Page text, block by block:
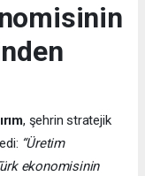
, şehrin stratejik
“Üretim
ekonomisinin